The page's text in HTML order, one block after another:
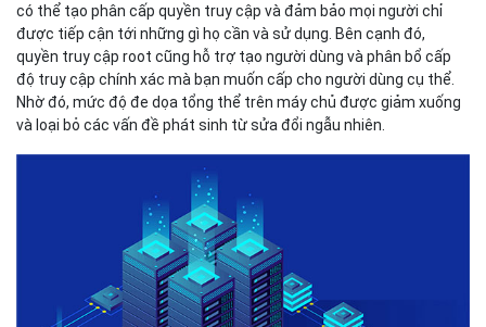
có thể tạo phân cấp quyền truy cập và đảm bảo mọi người chỉ
được tiếp cận tới những gì họ cần và sử dụng. Bên cạnh đó,
quyền truy cập root cũng hỗ trợ tạo người dùng và phân bổ cấp
độ truy cập chính xác mà bạn muốn cấp cho người dùng cụ thể.
Nhờ đó, mức độ đe dọa tổng thể trên máy chủ được giảm xuống
và loại bỏ các vấn đề phát sinh từ sửa đổi ngẫu nhiên.